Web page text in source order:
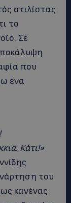
στιλίστας
το
Σε
που
ένα
Κάτι!»
του
κανένας